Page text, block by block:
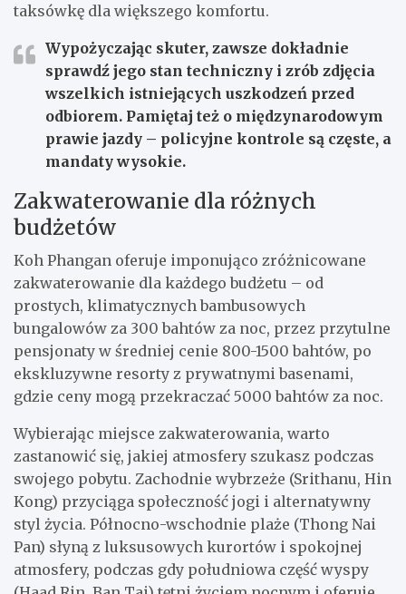
taksówkę dla większego komfortu.
Wypożyczając skuter, zawsze dokładnie
sprawdź jego stan techniczny i zrób zdjęcia
wszelkich istniejących uszkodzeń przed
odbiorem. Pamiętaj też o międzynarodowym
prawie jazdy – policyjne kontrole są częste, a
mandaty wysokie.
Zakwaterowanie dla różnych
budżetów
Koh Phangan oferuje imponująco zróżnicowane
zakwaterowanie dla każdego budżetu – od
prostych, klimatycznych bambusowych
bungalowów za 300 bahtów za noc, przez przytulne
pensjonaty w średniej cenie 800-1500 bahtów, po
ekskluzywne resorty z prywatnymi basenami,
gdzie ceny mogą przekraczać 5000 bahtów za noc.
Wybierając miejsce zakwaterowania, warto
zastanowić się, jakiej atmosfery szukasz podczas
swojego pobytu. Zachodnie wybrzeże (Srithanu, Hin
Kong) przyciąga społeczność jogi i alternatywny
styl życia. Północno-wschodnie plaże (Thong Nai
Pan) słyną z luksusowych kurortów i spokojnej
atmosfery, podczas gdy południowa część wyspy